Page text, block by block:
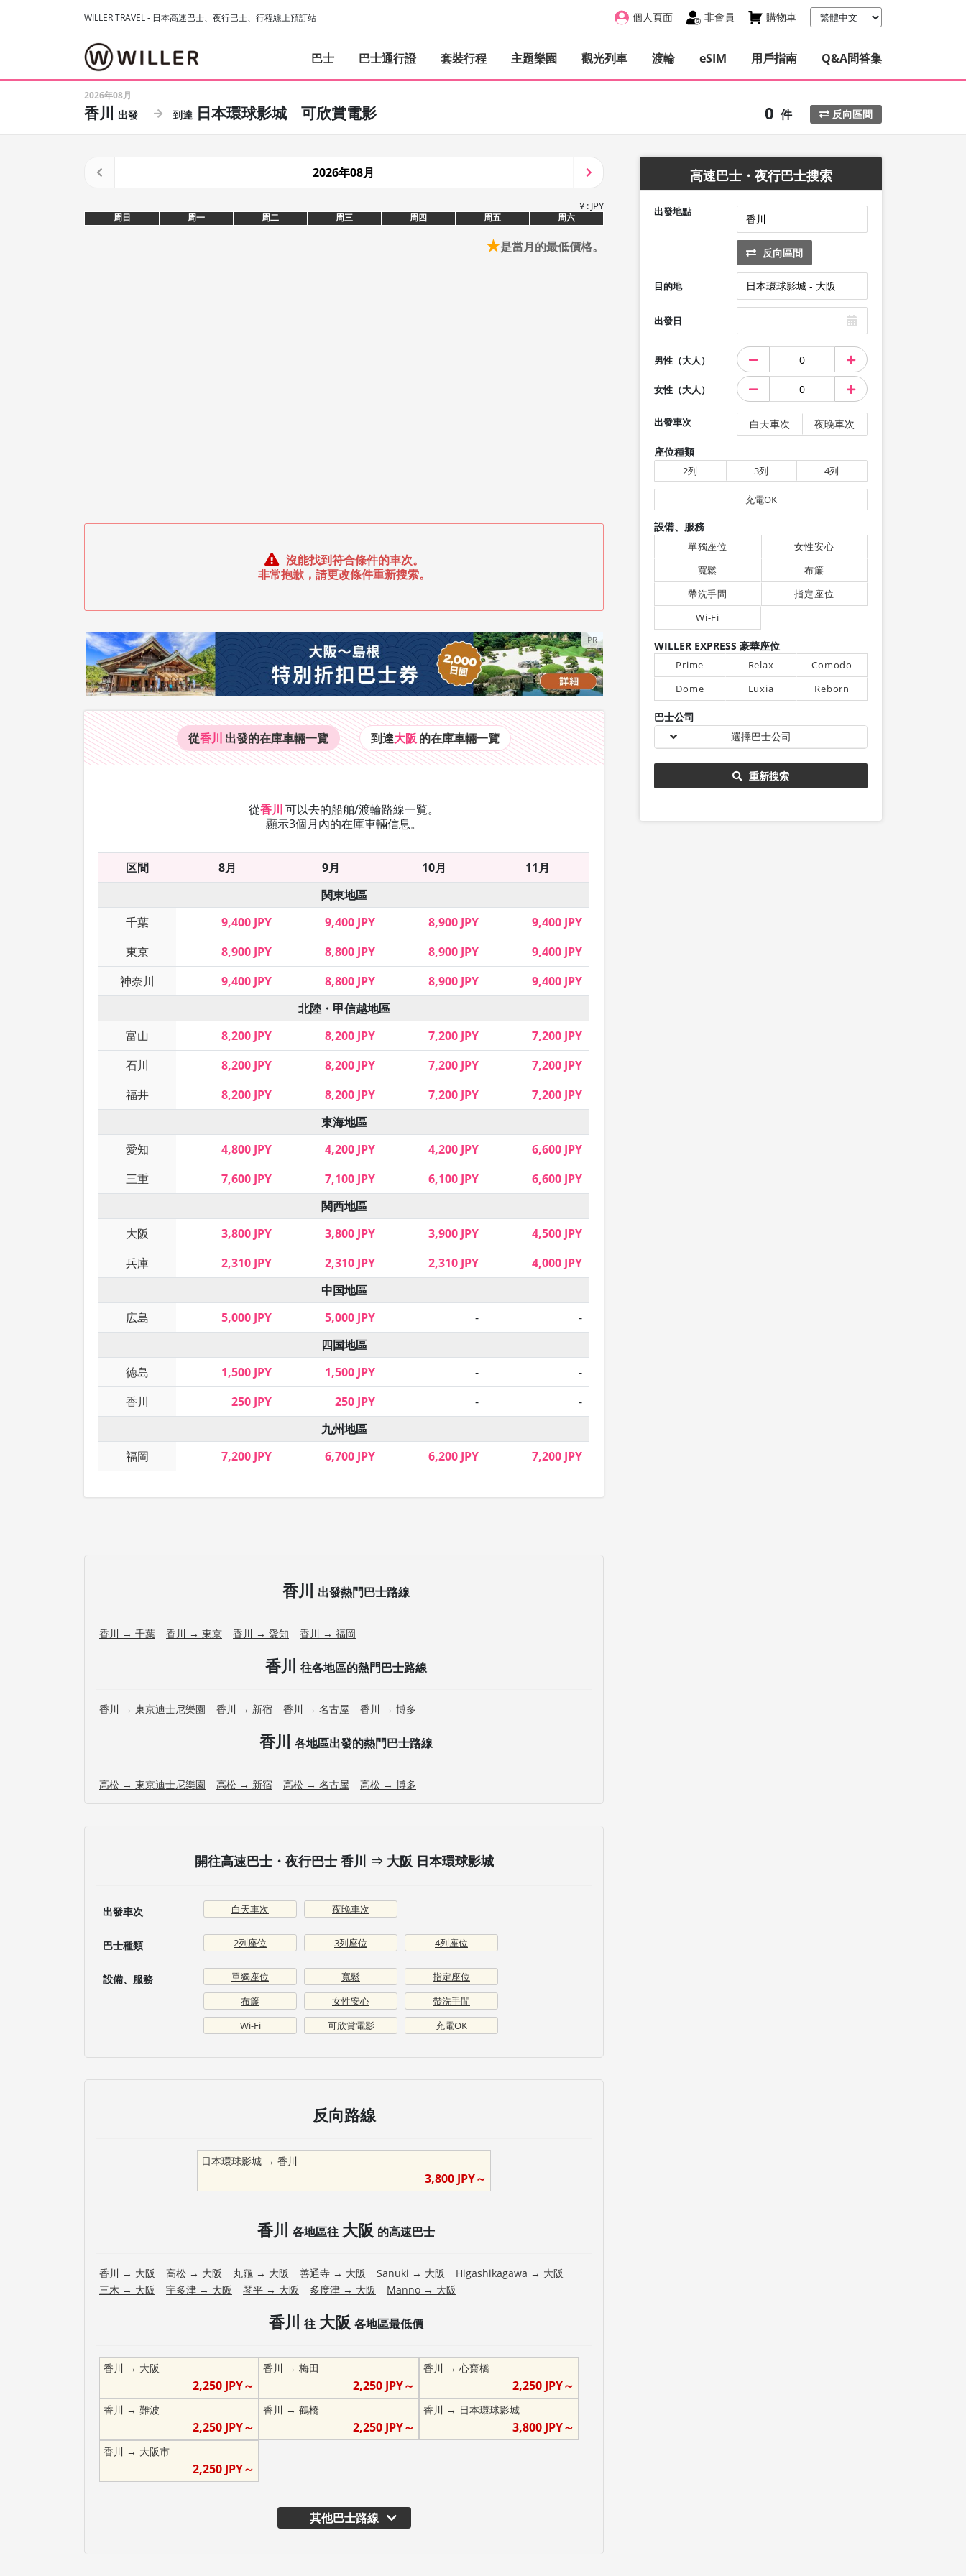
WILLER TRAVEL - 日本高速巴士、夜行巴士、行程線上預訂站 個人頁面 非會員 購物車
巴士 巴士通行證 套裝行程 主題樂園 觀光列車 渡輪 eSIM 用戶指南 Q&A問答集
2026年08月
香川 日本環球影城 可欣賞電影 0 件 反向區間
2026年08月
¥ : JPY
周日 周一 周二 周三 周四 周五 周六
★是當月的最低價格。
沒能找到符合條件的車次。
非常抱歉，請更改條件重新搜索。
PR
從香川 出發的在庫車輛一覽 到達大阪 的在庫車輛一覽
從香川 可以去的船舶/渡輪路線一覧。
顯示3個月內的在庫車輛信息。
区間 8月 9月 10月
11月
関東地區
千葉
9,400 JPY 9,400 JPY 8,900 JPY
9,400 JPY
東京
8,900 JPY 8,800 JPY 8,900 JPY
9,400 JPY
神奈川
9,400 JPY 8,800 JPY 8,900 JPY
9,400 JPY
北陸・甲信越地區
富山
8,200 JPY 8,200 JPY 7,200 JPY
7,200 JPY
石川
8,200 JPY 8,200 JPY 7,200 JPY
7,200 JPY
福井
8,200 JPY 8,200 JPY 7,200 JPY
7,200 JPY
東海地區
愛知
4,800 JPY 4,200 JPY 4,200 JPY
6,600 JPY
三重
7,600 JPY 7,100 JPY 6,100 JPY
6,600 JPY
関西地區
大阪
3,800 JPY 3,800 JPY 3,900 JPY
4,500 JPY
兵庫
2,310 JPY 2,310 JPY 2,310 JPY
4,000 JPY
中国地區
広島
5,000 JPY 5,000 JPY -
-
四国地區
徳島
1,500 JPY 1,500 JPY -
-
香川
250 JPY 250 JPY -
-
九州地區
福岡
7,200 JPY 6,700 JPY 6,200 JPY 7,200 JPY
香川 出發熱門巴士路線
香川 → 千葉 香川 → 東京 香川 → 愛知 香川 → 福岡
香川 往各地區的熱門巴士路線
香川 → 東京迪士尼樂園 香川 → 新宿 香川 → 名古屋 香川 → 博多
香川 各地區出發的熱門巴士路線
高松 → 東京迪士尼樂園 高松 → 新宿 高松 → 名古屋 高松 → 博多
開往高速巴士・夜行巴士 香川 ⇒ 大阪 日本環球影城
出發車次 白天車次 夜晚車次
巴士種類 2列座位 3列座位 4列座位
設備、服務 單獨座位 寬鬆
指定座位
布簾
女性安心
帶洗手間
Wi-Fi
可欣賞電影 充電OK
反向路線
日本環球影城 →香川
3,800 JPY～
香川 各地區往 大阪 的高速巴士
香川 → 大阪 高松 → 大阪 丸龜 → 大阪 善通寺 → 大阪 Sanuki → 大阪 Higashikagawa → 大阪
三木 → 大阪 宇多津 → 大阪 琴平 → 大阪 多度津 → 大阪 Manno → 大阪
香川 往 大阪 各地區最低價
香川 → 大阪
2,250 JPY～
香川 →梅田
2,250JPY～
香川 → 心齋橋
2,250 JPY～
香川 → 難波
2,250 JPY～
香川 →鶴橋
2,250JPY～
香川 → 日本環球影城
3,800 JPY～
香川 → 大阪市
2,250 JPY～
其他巴士路線
高速巴士・夜行巴士搜索
出發地點
反向區間
目的地
出發日
男性（大人）
女性（大人）
出發車次 白天車次 夜晚車次
座位種類
2列 3列 4列
充電OK
設備、服務
單獨座位
女性安心
寬鬆
布簾
帶洗手間
指定座位
Wi-Fi
WILLER EXPRESS 豪華座位
Prime Relax
Comodo
Dome
Luxia Reborn
巴士公司
選擇巴士公司
重新搜索